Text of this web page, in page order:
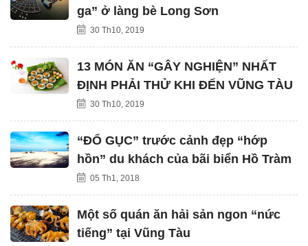
ga” ở làng bè Long Sơn
30 Th10, 2019
13 MÓN ĂN “GÂY NGHIỆN” NHẤT
ĐỊNH PHẢI THỬ KHI ĐẾN VŨNG TÀU
30 Th10, 2019
“ĐỔ GỤC” trước cảnh đẹp “hớp
hồn” du khách của bãi biển Hồ Tràm
05 Th1, 2018
Một số quán ăn hải sản ngon “nức
tiếng” tại Vũng Tàu